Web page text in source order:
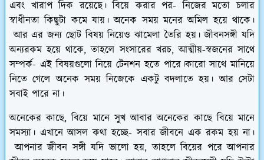
এবং খারাপ দিক রয়েছে। বিয়ে করার পর- নিজের মতো চলার
স্বাধীনতা কিছুটা কমে যায়। অনেক সময় মনের অমিল হয়ে থাকে।
আর এর জন্য ছোট বিষয় নিয়েও ঝামেলা তৈরি হয়। জীবনসঙ্গী যদি
অন্যরকম হয়ে থাকে, তাহলে সংসারের খরচ, আত্মীয়-স্বজনের সাথে
সম্পর্ক- এই বিষয়গুলো নিয়ে টেনশন হতে পারে।কারো সাথে মানিয়ে
নিতে গেলে অনেক সময় নিজেকে একটু বদলাতে হয়। আর সেটা
সবাই পারে না।
অনেকের কাছে, বিয়ে মানে সুখ আবার অনেকের কাছে বিয়ে মানে
সমস্যা। এখানে আসল কথা হচ্ছে- সবার জীবনে এক রকম হয় না।
আপনার জীবন সঙ্গী যদি ভালো হয়, তাহলে বিয়ের পরে আপনার